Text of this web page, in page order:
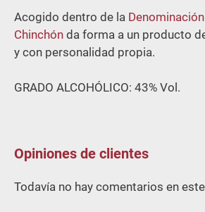
Acogido dentro de la
Chinchón da forma a un producto
y con personalidad propia.
GRADO ALCOHÓLICO: 43% Vol.
Opiniones de clientes
Todavía no hay comentarios en